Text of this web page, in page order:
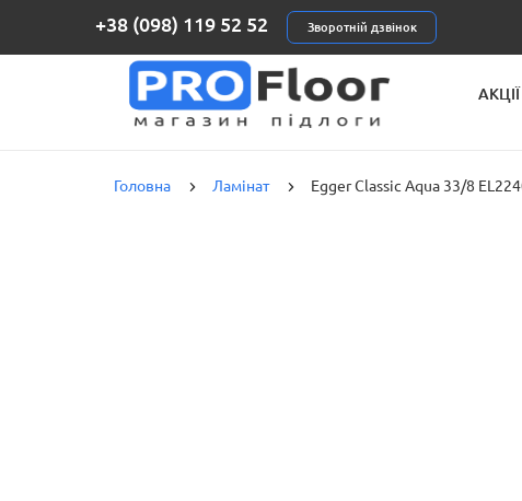
+38 (098) 119 52 52 Зворотній дзвінок
АКЦІЇ
Головна Ламінат Egger Classic Aqua 33/8